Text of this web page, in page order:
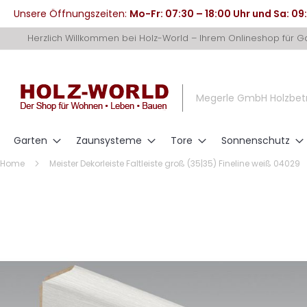
Unsere Öffnungszeiten: Mo-Fr: 07:30 – 18:00 Uhr und Sa:
zum
Herzlich Willkommen bei Holz-World – Ihrem Onlineshop für
Megerle GmbH
Garten Zaunsysteme Tore Sonnenschutz
Home Meister Dekorleiste Faltleiste groß (35|35) Fineline weiß 04029